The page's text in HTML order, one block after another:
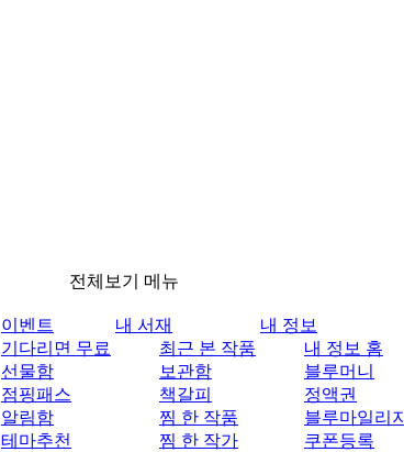
전체보기 메뉴
이벤트
기다리면 무료
선물함
점핑패스
알림함
테마추천
내 서재
최근 본 작품
보관함
책갈피
찜 한 작품
찜 한 작가
내 정보
내 정보 홈
블루머니
정액권
블루마일리지
쿠폰등록